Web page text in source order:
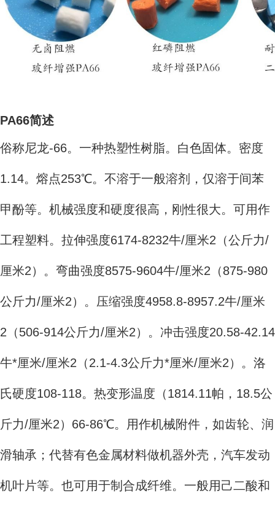
PA66简述
俗称尼龙-66。一种热塑性树脂。白色固体。密度
1.14。熔点253℃。不溶于一般溶剂，仅溶于间苯
甲酚等。机械强度和硬度很高，刚性很大。可用作
工程塑料。拉伸强度6174-8232牛/厘米2（公斤力/
厘米2）。弯曲强度8575-9604牛/厘米2（875-980
公斤力/厘米2）。压缩强度4958.8-8957.2牛/厘米
2（506-914公斤力/厘米2）。冲击强度20.58-42.14
牛*厘米/厘米2（2.1-4.3公斤力*厘米/厘米2）。洛
氏硬度108-118。热变形温度（1814.11帕，18.5公
斤力/厘米2）66-86℃。用作机械附件，如齿轮、润
滑轴承；代替有色金属材料做机器外壳，汽车发动
机叶片等。也可用于制合成纤维。一般用己二酸和